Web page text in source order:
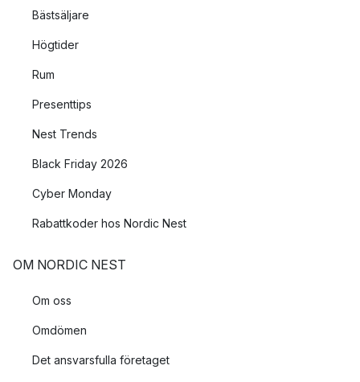
Bästsäljare
Högtider
Rum
Presenttips
Nest Trends
Black Friday 2026
Cyber Monday
Rabattkoder hos Nordic Nest
OM NORDIC NEST
Om oss
Omdömen
Det ansvarsfulla företaget